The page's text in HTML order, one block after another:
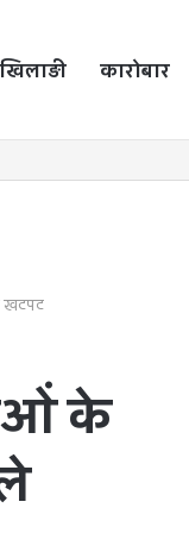
कारोबार
खटपट
के